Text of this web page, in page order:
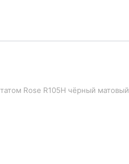
Rose R105H чёрный матовый